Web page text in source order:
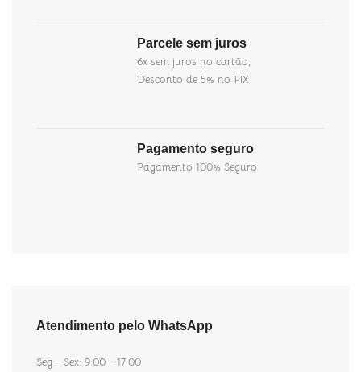
Parcele sem juros
6x sem juros no cartão,
Desconto de 5% no PIX
Pagamento seguro
Pagamento 100% Seguro
Atendimento pelo WhatsApp
Seg - Sex: 9:00 - 17:00